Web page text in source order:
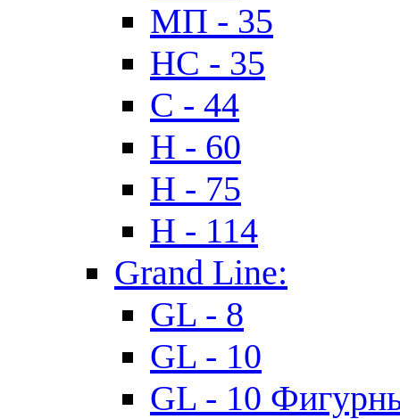
МП - 35
HC - 35
C - 44
H - 60
H - 75
H - 114
Grand Line:
GL - 8
GL - 10
GL - 10